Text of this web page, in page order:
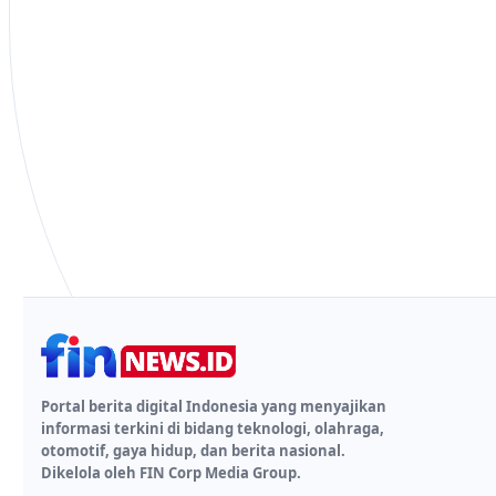
Portal berita digital Indonesia yang menyajikan
informasi terkini di bidang teknologi, olahraga,
otomotif, gaya hidup, dan berita nasional.
Dikelola oleh FIN Corp Media Group.